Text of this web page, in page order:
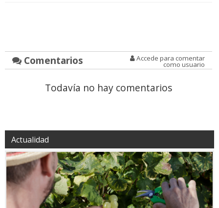
Comentarios Accede para comentar
como usuario
Todavía no hay comentarios
Actualidad